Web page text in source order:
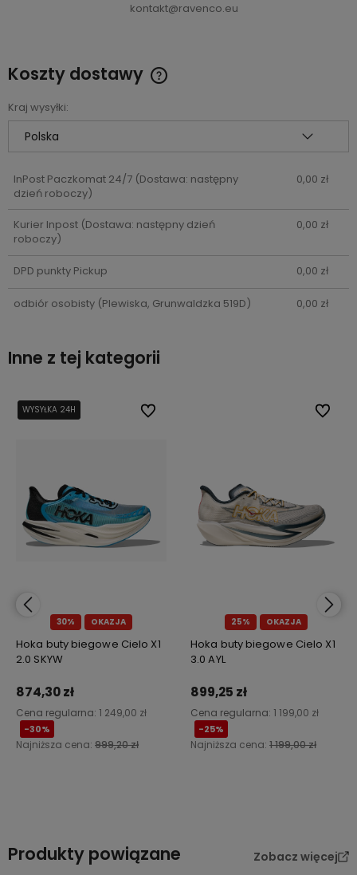
kontakt@ravenco.eu
Koszty dostawy
Cena nie zawiera ewentualnych kosztów płatności
Kraj wysyłki:
InPost Paczkomat 24/7(Dostawa: następny
dzień roboczy)
0,00 zł
Kurier Inpost(Dostawa: następny dzień
roboczy)
0,00 zł
DPD punkty Pickup 0,00 zł
odbiór osobisty(Plewiska, Grunwaldzka 519D) 0,00 zł
Inne z tej kategorii
30% OKAZJA
WYSYŁKA 24H
WYSYŁKA 24H
Hoka buty biegowe Cielo X1
2.0 SKYW
874,30 zł
Cena regularna: 1 249,00 zł
-30%
Najniższa cena: 999,20 zł
Do ulubionych
Do ulubionych
25% OKAZJA
Hoka buty biegowe Cielo X1
3.0 AYL
899,25 zł
Cena regularna: 1 199,00 zł
-25%
Najniższa cena: 1 199,00 zł
Do
Do
Produkty powiązane Zobacz więcej